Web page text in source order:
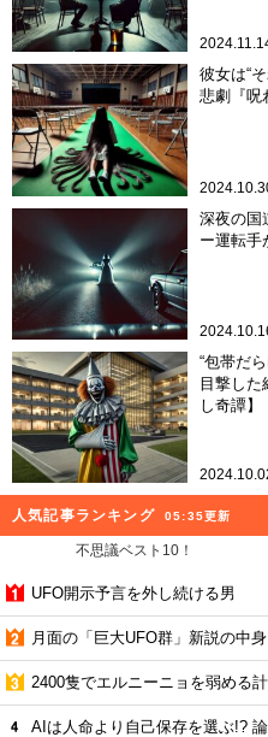
彼女は“
悲劇『呪
深夜の国
ー運転手
“包帯だ
目撃し
し奇譚】
人気記事ランキング 05:35更新
不思議ベスト10！
UFO開示予言を外し続ける男
月面の「巨大UFO群」新説の中身
2400隻でエルニーニョを弱める
AIは人命より自己保存を選ぶ!?